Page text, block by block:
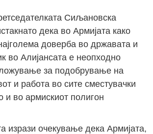
Сиљановска
дека во Армијата како
доверба во државата и
во Алијансата е неопходно
за подобрување на
и работа во сите сместувачки
и во армискиот полигон
изрази очекување дека Армијата,